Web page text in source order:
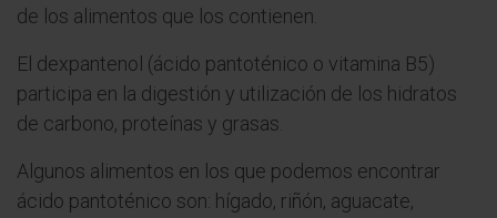
de los alimentos que los contienen.
El dexpantenol (ácido pantoténico o vitamina B5)
participa en la digestión y utilización de los hidratos
de carbono, proteínas y grasas.
Algunos alimentos en los que podemos encontrar
ácido pantoténico son: hígado, riñón, aguacate,